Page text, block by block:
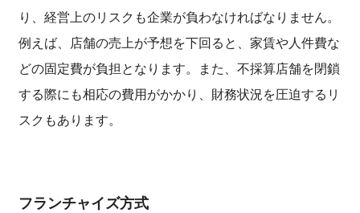
り、経営上のリスクも企業が負わなければなりません。
例えば、店舗の売上が予想を下回ると、家賃や人件費な
どの固定費が負担となります。また、不採算店舗を閉鎖
する際にも相応の費用がかかり、財務状況を圧迫するリ
スクもあります。
フランチャイズ方式